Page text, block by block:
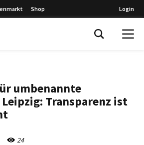
Shop Login
umbenannte
Transparenz ist
24